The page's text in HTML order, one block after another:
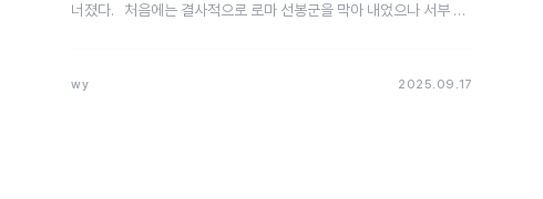
너졌다. 처음에는 결사적으로 로마 선봉군을 막아 내었으나 서부 평
wy 2025.09.17